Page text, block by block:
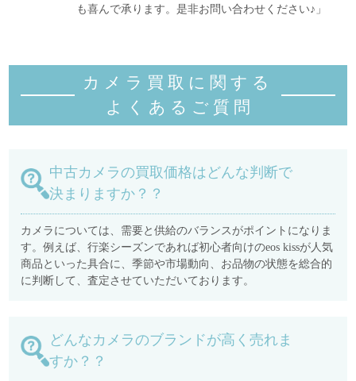
も喜んで承ります。是非お問い合わせください♪」
カメラ買取に関する
よくあるご質 問
中古カメラの買取価格はどんな判断で
決まりますか？？
カメラについては、需要と供給のバランスがポイントになりま
す。例えば、行楽シーズンであれば初心者向けのeos kissが人気
商品といった具合に、季節や市場動向、お品物の状態を総合的
に判断して、査定させていただいております。
どんなカメラのブランドが高く売れま
すか？？